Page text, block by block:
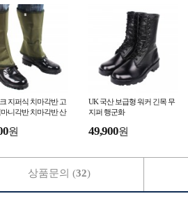
지퍼식 치마각반 고
니각반 치마각반 산
원
UK 국산 보급형 워커 긴목 무
지퍼 행군화
49,900원
상품문의 (32)